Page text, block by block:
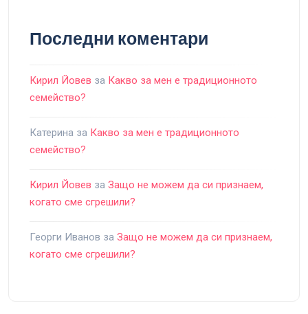
Последни коментари
Кирил Йовев за Какво за мен е традиционното
семейство?
Катерина за Какво за мен е традиционното
семейство?
Кирил Йовев за Защо не можем да си признаем,
когато сме сгрешили?
Георги Иванов за Защо не можем да си признаем,
когато сме сгрешили?